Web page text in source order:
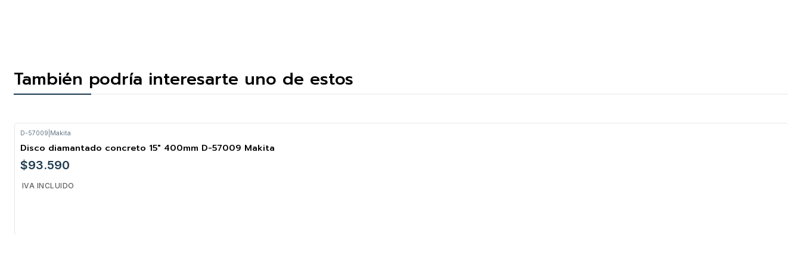
También podría interesarte uno de estos
D-57009 Makita
Disco diamantado concreto 15" 400mm D-57009 Makita
$93.590
IVA INCLUIDO